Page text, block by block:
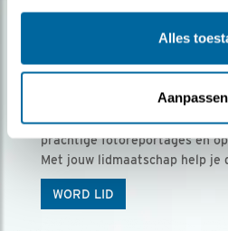
Alles
Aanpassen
Ontvang 5 x Vogels
Vogels is het tijdschrift voor
prachtige fotoreportages en
Met jouw lidmaatschap help je
WORD LID